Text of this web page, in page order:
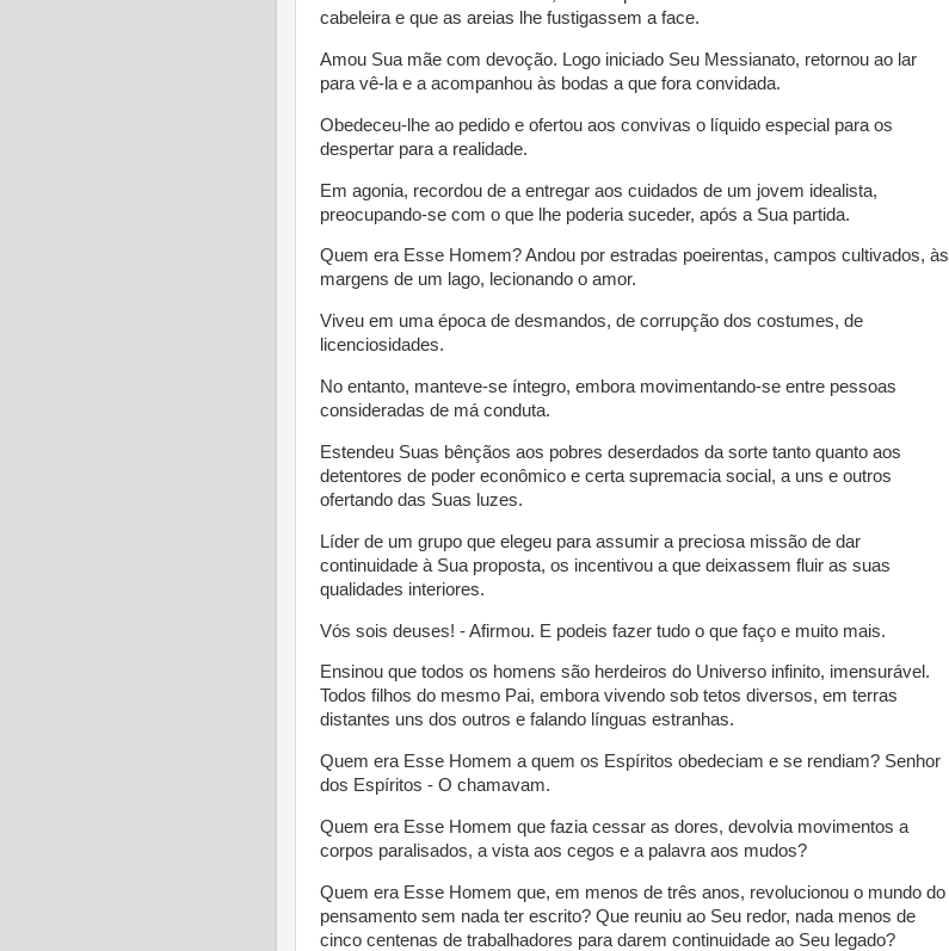
cabeleira e que as areias lhe fustigassem a face.
Amou Sua mãe com devoção. Logo iniciado Seu Messianato, retornou ao lar
para vê-la e a acompanhou às bodas a que fora convidada.
Obedeceu-lhe ao pedido e ofertou aos convivas o líquido especial para os
despertar para a realidade.
Em agonia, recordou de a entregar aos cuidados de um jovem idealista,
preocupando-se com o que lhe poderia suceder, após a Sua partida.
Quem era Esse Homem? Andou por estradas poeirentas, campos cultivados, às
margens de um lago, lecionando o amor.
Viveu em uma época de desmandos, de corrupção dos costumes, de
licenciosidades.
No entanto, manteve-se íntegro, embora movimentando-se entre pessoas
consideradas de má conduta.
Estendeu Suas bênçãos aos pobres deserdados da sorte tanto quanto aos
detentores de poder econômico e certa supremacia social, a uns e outros
ofertando das Suas luzes.
Líder de um grupo que elegeu para assumir a preciosa missão de dar
continuidade à Sua proposta, os incentivou a que deixassem fluir as suas
qualidades interiores.
Vós sois deuses! - Afirmou. E podeis fazer tudo o que faço e muito mais.
Ensinou que todos os homens são herdeiros do Universo infinito, imensurável.
Todos filhos do mesmo Pai, embora vivendo sob tetos diversos, em terras
distantes uns dos outros e falando línguas estranhas.
Quem era Esse Homem a quem os Espíritos obedeciam e se rendiam? Senhor
dos Espíritos - O chamavam.
Quem era Esse Homem que fazia cessar as dores, devolvia movimentos a
corpos paralisados, a vista aos cegos e a palavra aos mudos?
Quem era Esse Homem que, em menos de três anos, revolucionou o mundo do
pensamento sem nada ter escrito? Que reuniu ao Seu redor, nada menos de
cinco centenas de trabalhadores para darem continuidade ao Seu legado?